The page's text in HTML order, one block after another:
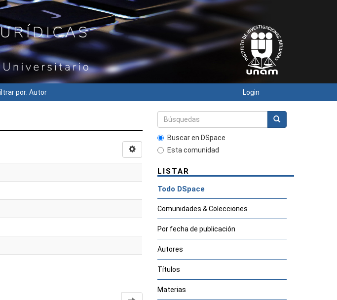
por: Autor Login
Buscar en DSpace
Esta comunidad
LISTAR
Todo DSpace
Comunidades & Colecciones
Por fecha de publicación
Autores
Títulos
Materias